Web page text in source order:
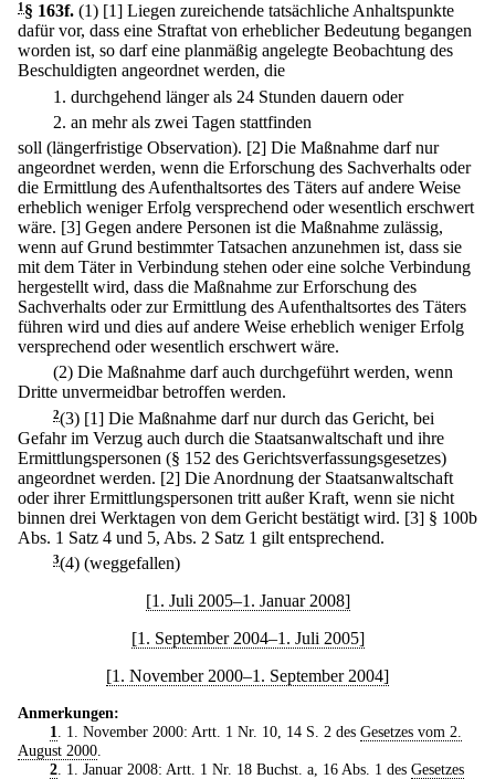
1§ 163f. (1) [1] Liegen zureichende tatsächliche Anhaltspunkte
dafür vor, dass eine Straftat von erheblicher Bedeutung begangen
worden ist, so darf eine planmäßig angelegte Beobachtung des
Beschuldigten angeordnet werden, die
1. durchgehend länger als 24 Stunden dauern oder
2. an mehr als zwei Tagen stattfinden
soll (längerfristige Observation). [2] Die Maßnahme darf nur
angeordnet werden, wenn die Erforschung des Sachverhalts oder
die Ermittlung des Aufenthaltsortes des Täters auf andere Weise
erheblich weniger Erfolg versprechend oder wesentlich erschwert
wäre. [3] Gegen andere Personen ist die Maßnahme zulässig,
wenn auf Grund bestimmter Tatsachen anzunehmen ist, dass sie
mit dem Täter in Verbindung stehen oder eine solche Verbindung
hergestellt wird, dass die Maßnahme zur Erforschung des
Sachverhalts oder zur Ermittlung des Aufenthaltsortes des Täters
führen wird und dies auf andere Weise erheblich weniger Erfolg
versprechend oder wesentlich erschwert wäre.
(2) Die Maßnahme darf auch durchgeführt werden, wenn
Dritte unvermeidbar betroffen werden.
2(3) [1] Die Maßnahme darf nur durch das Gericht, bei
Gefahr im Verzug auch durch die Staatsanwaltschaft und ihre
Ermittlungspersonen (§ 152 des Gerichtsverfassungsgesetzes)
angeordnet werden. [2] Die Anordnung der Staatsanwaltschaft
oder ihrer Ermittlungspersonen tritt außer Kraft, wenn sie nicht
binnen drei Werktagen von dem Gericht bestätigt wird. [3] § 100b
Abs. 1 Satz 4 und 5, Abs. 2 Satz 1 gilt entsprechend.
3(4) (weggefallen)
[1. Juli 2005–1. Januar 2008]
[1. September 2004–1. Juli 2005]
[1. November 2000–1. September 2004]
Anmerkungen:
1
. 1. November 2000: Artt. 1 Nr. 10, 14 S. 2 des Gesetzes vom 2.
August 2000
2. 1. Januar 2008: Artt. 1 Nr. 18 Buchst. a, 16 Abs. 1 des Gesetzes